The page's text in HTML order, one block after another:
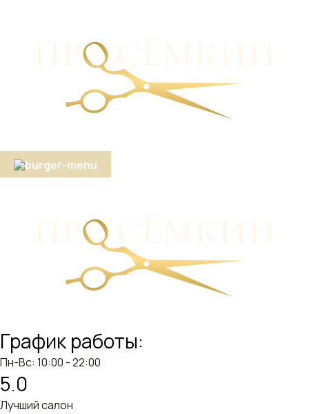
График работы:
Пн-Вс: 10:00 - 22:00
5.0
Лучший салон